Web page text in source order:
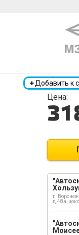
+Добавить к
Цена:
г.
д.48а,